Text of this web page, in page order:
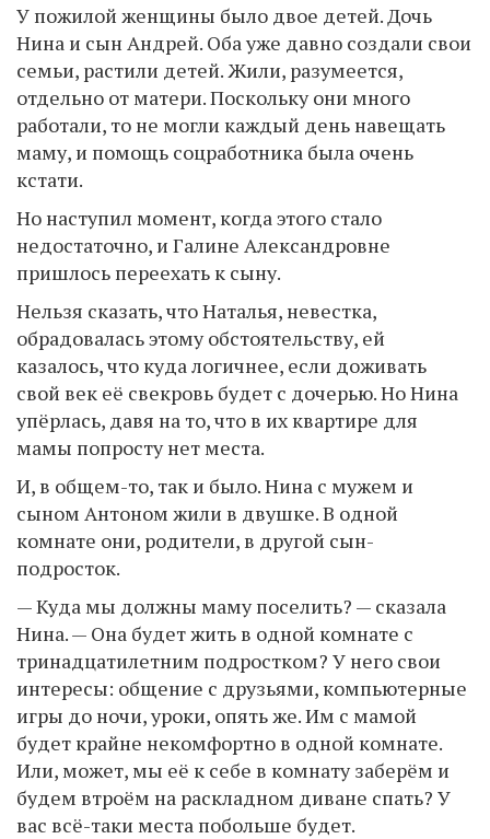
У пожилой женщины было двое детей. Дочь
Нина и сын Андрей. Оба уже давно создали свои
семьи, растили детей. Жили, разумеется,
отдельно от матери. Поскольку они много
работали, то не могли каждый день навещать
маму, и помощь соцработника была очень
кстати.
Но наступил момент, когда этого стало
недостаточно, и Галине Александровне
пришлось переехать к сыну.
Нельзя сказать, что Наталья, невестка,
обрадовалась этому обстоятельству, ей
казалось, что куда логичнее, если доживать
свой век её свекровь будет с дочерью. Но Нина
упёрлась, давя на то, что в их квартире для
мамы попросту нет места.
И, в общем-то, так и было. Нина с мужем и
сыном Антоном жили в двушке. В одной
комнате они, родители, в другой сын-
подросток.
— Куда мы должны маму поселить? — сказала
Нина. — Она будет жить в одной комнате с
тринадцатилетним подростком? У него свои
интересы: общение с друзьями, компьютерные
игры до ночи, уроки, опять же. Им с мамой
будет крайне некомфортно в одной комнате.
Или, может, мы её к себе в комнату заберём и
будем втроём на раскладном диване спать? У
вас всё-таки места побольше будет.